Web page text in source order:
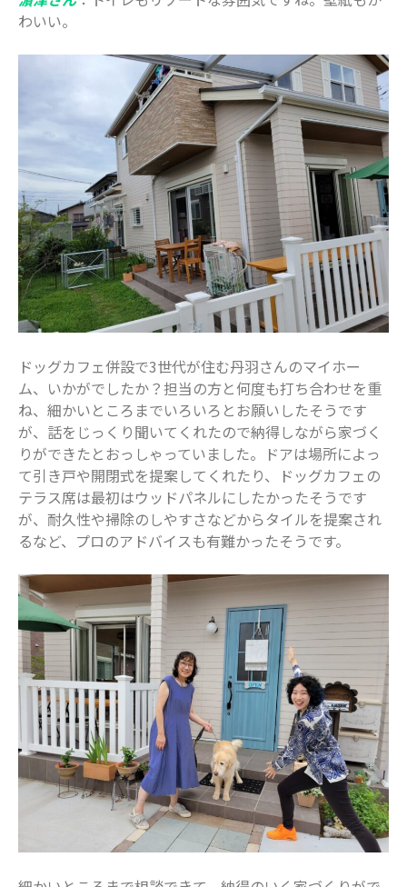
わいい。
ドッグカフェ併設で3世代が住む丹羽さんのマイホー
ム、いかがでしたか？担当の方と何度も打ち合わせを重
ね、細かいところまでいろいろとお願いしたそうです
が、話をじっくり聞いてくれたので納得しながら家づく
りができたとおっしゃっていました。ドアは場所によっ
て引き戸や開閉式を提案してくれたり、ドッグカフェの
テラス席は最初はウッドパネルにしたかったそうです
が、耐久性や掃除のしやすさなどからタイルを提案され
るなど、プロのアドバイスも有難かったそうです。